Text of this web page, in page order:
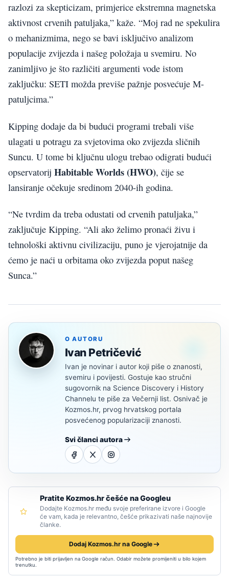
razlozi za skepticizam, primjerice ekstremna magnetska
aktivnost crvenih patuljaka,” kaže. “Moj rad ne spekulira
o mehanizmima, nego se bavi isključivo analizom
populacije zvijezda i našeg položaja u svemiru. No
zanimljivo je što različiti argumenti vode istom
zaključku: SETI možda previše pažnje posvećuje M-
patuljcima.”
Kipping dodaje da bi budući programi trebali više
ulagati u potragu za svjetovima oko zvijezda sličnih
Suncu. U tome bi ključnu ulogu trebao odigrati budući
opservatorij Habitable Worlds (HWO), čije se
lansiranje očekuje sredinom 2040-ih godina.
“Ne tvrdim da treba odustati od crvenih patuljaka,”
zaključuje Kipping. “Ali ako želimo pronaći živu i
tehnološki aktivnu civilizaciju, puno je vjerojatnije da
ćemo je naći u orbitama oko zvijezda poput našeg
Sunca.”
O AUTORU
Ivan Petričević
Ivan je novinar i autor koji piše o znanosti,
svemiru i povijesti. Gostuje kao stručni
sugovornik na Science Discovery i History
Channelu te piše za Večernji list. Osnivač je
Kozmos.hr, prvog hrvatskog portala
posvećenog popularizaciji znanosti.
Svi članci autora
Pratite Kozmos.hr češće na Googleu
Dodajte Kozmos.hr među svoje preferirane izvore i Google
će vam, kada je relevantno, češće prikazivati naše najnovije
članke.
Dodaj Kozmos.hr na Google
Potrebno je biti prijavljen na Google račun. Odabir možete promijeniti u bilo kojem
trenutku.